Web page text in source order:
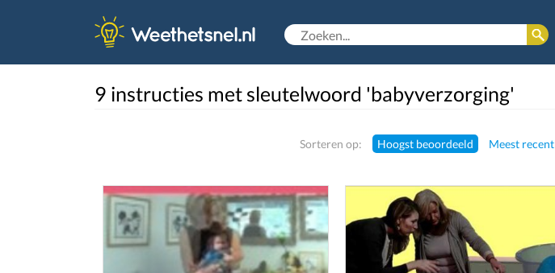
9 instructies met sleutelwoord 'babyverzorging'
Sorteren op: Hoogst beoordeeld Meest recent